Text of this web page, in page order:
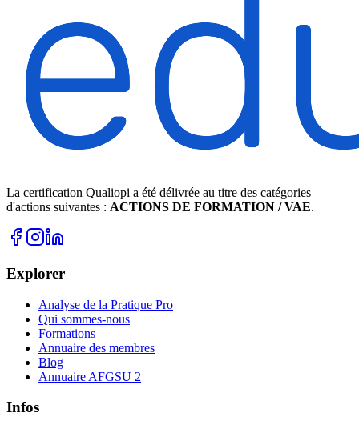
La certification Qualiopi a été délivrée au titre des catégories
d'actions suivantes : ACTIONS DE FORMATION / VAE.
Explorer
Analyse de la Pratique Pro
Qui sommes-nous
Formations
Annuaire des membres
Blog
Annuaire AFGSU 2
Infos